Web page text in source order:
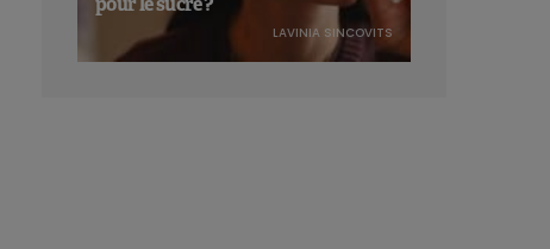
LAVINIA SINCOVITS